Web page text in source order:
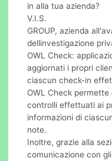
in alla tua azienda?
V.I.S.
GROUP, azienda
dellinvestigazione
OWL Check:
aggiornati i propri
ciascun check-in
OWL Check
controlli effettuati ai
informazioni di
note.
Inoltre, grazie alla
comunicazione con